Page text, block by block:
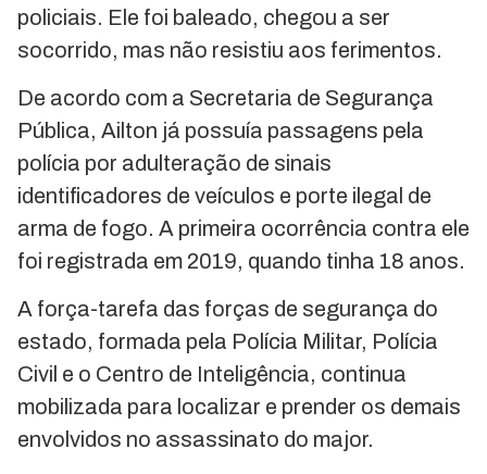
policiais. Ele foi baleado, chegou a ser
socorrido, mas não resistiu aos ferimentos.
De acordo com a Secretaria de Segurança
Pública, Ailton já possuía passagens pela
polícia por adulteração de sinais
identificadores de veículos e porte ilegal de
arma de fogo. A primeira ocorrência contra ele
foi registrada em 2019, quando tinha 18 anos.
A força-tarefa das forças de segurança do
estado, formada pela Polícia Militar, Polícia
Civil e o Centro de Inteligência, continua
mobilizada para localizar e prender os demais
envolvidos no assassinato do major.